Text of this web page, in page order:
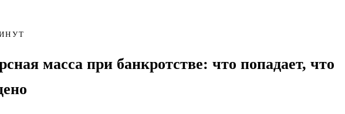
масса при банкротстве: что попадает, что